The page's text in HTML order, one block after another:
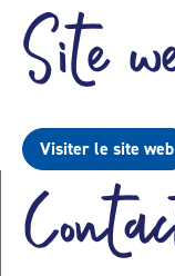
Site
Visiter le site web